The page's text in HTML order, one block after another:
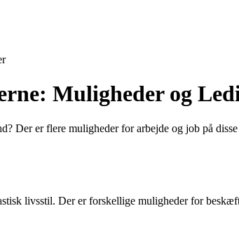
Muligheder og
Der er flere muligheder for arbejde og job på
livsstil. Der er forskellige muligheder for